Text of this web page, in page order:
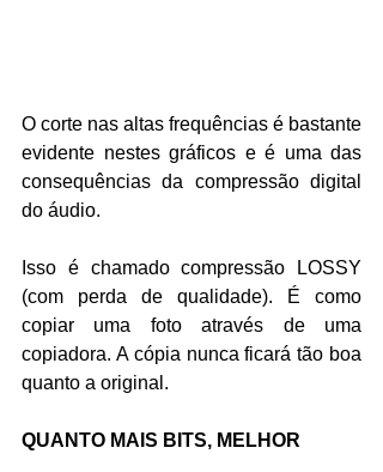
O corte nas altas frequências é bastante
evidente nestes gráficos e é uma das
consequências da compressão digital
do áudio.
Isso é chamado compressão LOSSY
(com perda de qualidade). É como
copiar uma foto através de uma
copiadora. A cópia nunca ficará tão boa
quanto a original.
QUANTO MAIS BITS, MELHOR